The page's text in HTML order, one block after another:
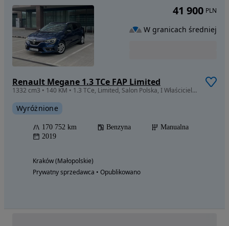
Renault Megane 1.3 TCe FAP Limited
1332 cm3 • 140 KM • 1.3 TCe, Limited, Salon Polska, I Właściciel, FV23%, Gwarancja
Wyróżnione
170 752 km Benzyna
Manualna
2019
Kraków (Małopolskie)
Prywatny sprzedawca • Opublikowano
41 900 PLN
W granicach średniej